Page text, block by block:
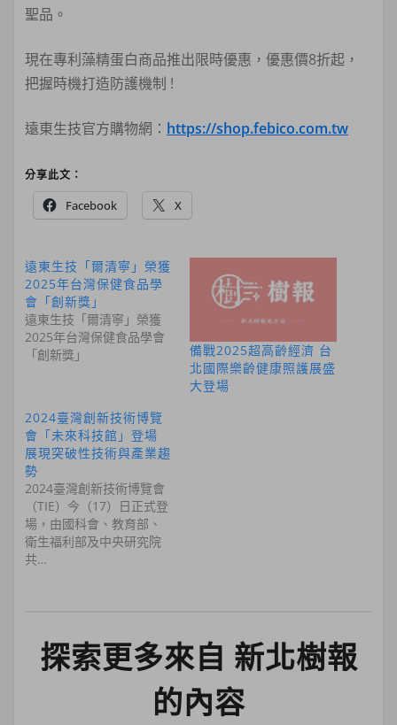
聖品。
現在專利藻精蛋白商品推出限時優惠，優惠價8折起，
把握時機打造防護機制 !
遠東生技官方購物網： https://shop.febico.com.tw
分享此文：
Facebook X
遠東生技「爾清寧」榮獲
2025年台灣保健食品學
會「創新獎」
遠東生技「爾清寧」榮獲
2025年台灣保健食品學會
「創新獎」
備戰2025超高齡經濟 台
北國際樂齡健康照護展盛
大登場
2024臺灣創新技術博覽
會「未來科技館」登場
展現突破性技術與產業趨
勢
2024臺灣創新技術博覽會
（TIE）今（17）日正式登
場，由國科會、教育部、
衛生福利部及中央研究院
共…
探索更多來自 新北樹報
的內容